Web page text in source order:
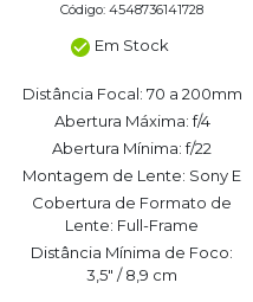
Código: 4548736141728
Em Stock
Distância Focal: 70 a 200mm
Abertura Máxima: f/4
Abertura Mínima: f/22
Montagem de Lente: Sony E
Cobertura de Formato de
Lente: Full-Frame
Distância Mínima de Foco:
3,5" / 8,9 cm